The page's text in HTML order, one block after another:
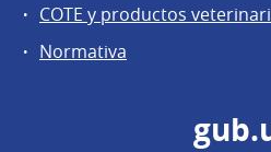
COTE y productos
Normativa